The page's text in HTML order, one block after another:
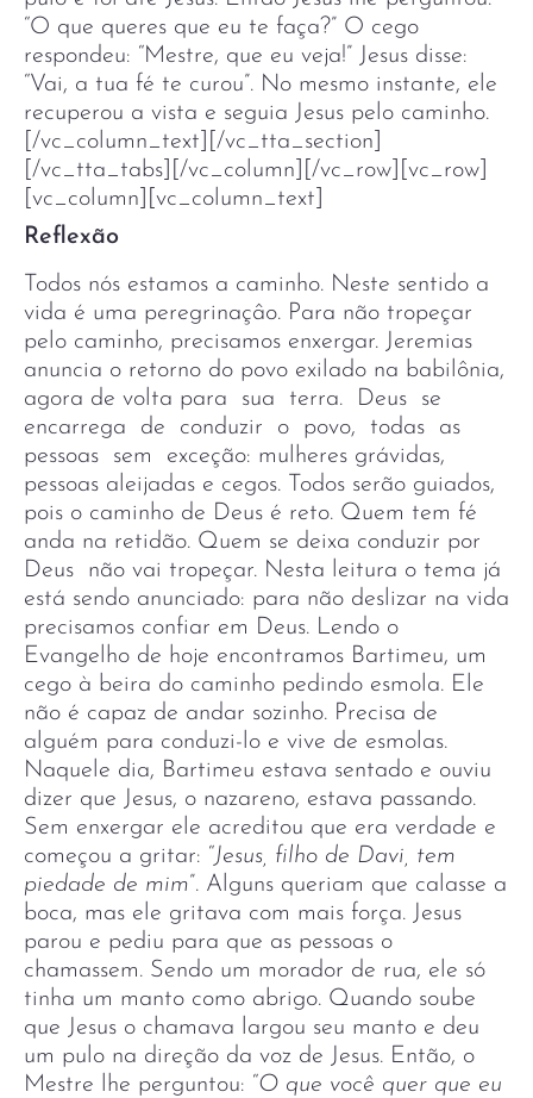
“O que queres que eu te faça?” O cego
respondeu: “Mestre, que eu veja!” Jesus disse:
“Vai, a tua fé te curou”. No mesmo instante, ele
recuperou a vista e seguia Jesus pelo caminho.
[/vc_column_text][/vc_tta_section]
[/vc_tta_tabs][/vc_column][/vc_row][vc_row]
[vc_column][vc_column_text]
Reflexão
Todos nós estamos a caminho. Neste sentido a
vida é uma peregrinaçâo. Para não tropeçar
pelo caminho, precisamos enxergar. Jeremias
anuncia o retorno do povo exilado na babilônia,
agora de volta para sua terra. Deus se
encarrega de conduzir o povo, todas as
pessoas sem exceção: mulheres grávidas,
pessoas aleijadas e cegos. Todos serão guiados,
pois o caminho de Deus é reto. Quem tem fé
anda na retidão. Quem se deixa conduzir por
Deus não vai tropeçar. Nesta leitura o tema já
está sendo anunciado: para não deslizar na vida
precisamos confiar em Deus. Lendo o
Evangelho de hoje encontramos Bartimeu, um
cego à beira do caminho pedindo esmola. Ele
não é capaz de andar sozinho. Precisa de
alguém para conduzi-lo e vive de esmolas.
Naquele dia, Bartimeu estava sentado e ouviu
dizer que Jesus, o nazareno, estava passando.
Sem enxergar ele acreditou que era verdade e
começou a gritar: “Jesus, filho de Davi, tem
piedade de mim”. Alguns queriam que calasse a
boca, mas ele gritava com mais força. Jesus
parou e pediu para que as pessoas o
chamassem. Sendo um morador de rua, ele só
tinha um manto como abrigo. Quando soube
que Jesus o chamava largou seu manto e deu
um pulo na direção da voz de Jesus. Então, o
Mestre lhe perguntou: “O que você quer que eu